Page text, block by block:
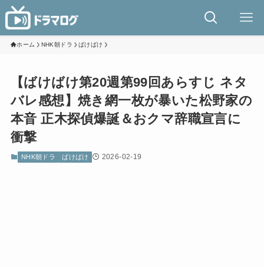
ホーム NHK朝ドラ ばけばけ
【ばけばけ第20週第99回あらすじ ネタ
バレ感想】焼き網一枚が暴いた松野家の
本音 正木探偵爆誕＆おクマ辞職宣言に
衝撃
NHK朝ドラ ばけばけ 2026-02-19